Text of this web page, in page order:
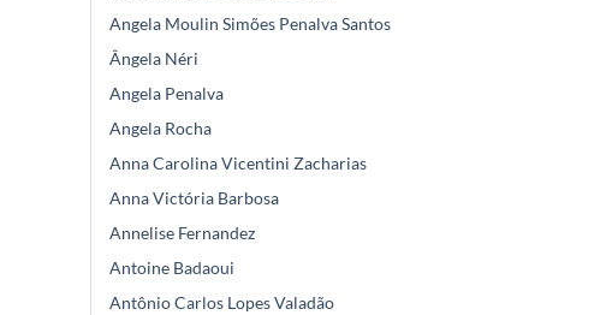
Angela Moulin Simões Penalva Santos
Ângela Néri
Angela Penalva
Angela Rocha
Anna Carolina Vicentini Zacharias
Anna Victória Barbosa
Annelise Fernandez
Antoine Badaoui
Antônio Carlos Lopes Valadão